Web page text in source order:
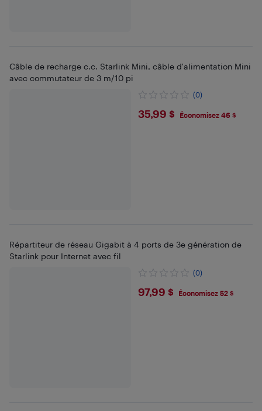
Câble de recharge c.c. Starlink Mini, câble d'alimentation Mini
avec commutateur de 3 m/10 pi
(0)
$35.99
35,99 $ Économisez 46 $
Répartiteur de réseau Gigabit à 4 ports de 3e génération de
Starlink pour Internet avec fil
(0)
$97.99
97,99 $ Économisez 52 $